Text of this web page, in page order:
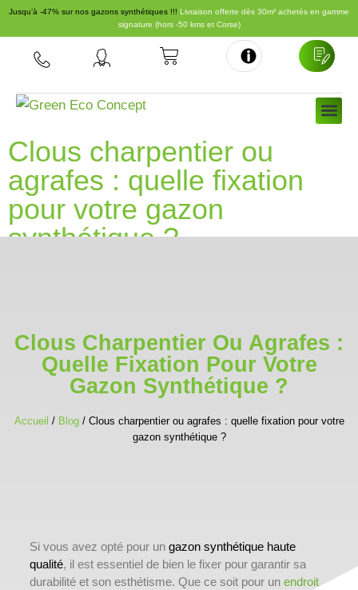
Jusqu’à -47% sur nos gazons synthétiques !!! Livraison offerte dès 30m² achetés en gamme
signature (hors -50 kms et Corse)
Clous charpentier ou
agrafes : quelle fixation
pour votre gazon
synthétique ?
Clous Charpentier Ou Agrafes :
Quelle Fixation Pour Votre
Gazon Synthétique ?
Accueil / Blog/ Clous charpentier ou agrafes : quelle fixation pour votre
gazon synthétique ?
Si vous avez opté pour un gazon synthétique haute
qualité, il est essentiel de bien le fixer pour garantir sa
durabilité et son esthétisme. Que ce soit pour un endroit